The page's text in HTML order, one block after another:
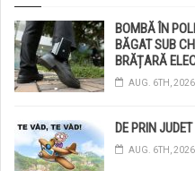
BOMBĂ ÎN
BĂGAT SUB
BRĂȚARĂ
AUG. 6TH, 2026
DE PRIN
AUG. 6TH, 2026